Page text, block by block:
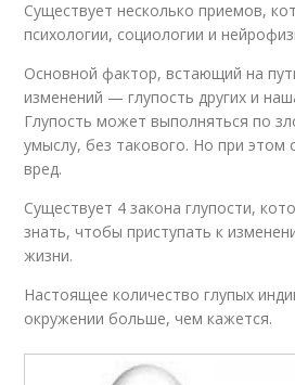
Существует несколько приемов,
психологии, социологии и
Основной фактор, встающий на
изменений — глупость других и
Глупость может выполняться по
умыслу, без такового. Но при этом
вред.
Существует 4 закона глупости,
знать, чтобы приступать к
жизни.
Настоящее количество глупых
окружении больше, чем кажется.